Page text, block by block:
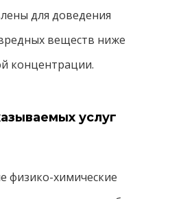
для доведения
веществ ниже
концентрации.
услуг
физико-химические